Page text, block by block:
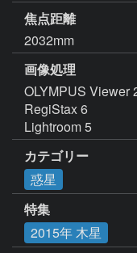
焦点距離
2032mm
画像処理
OLYMPUS Viewer
RegiStax 6
Lightroom 5
カテゴリー
惑星
特集
2015年 木星